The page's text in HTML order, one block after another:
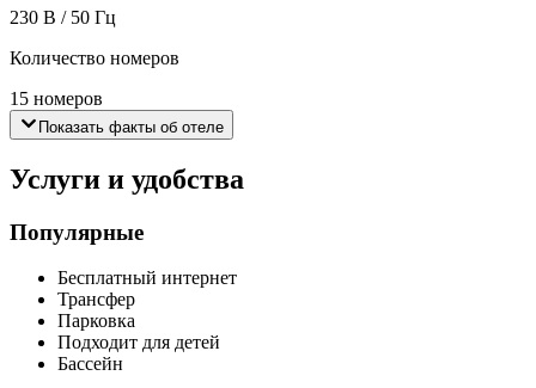
230 В / 50 Гц
Количество номеров
15 номеров
Показать факты об отеле
Услуги и удобства
Популярные
Бесплатный интернет
Трансфер
Парковка
Подходит для детей
Бассейн